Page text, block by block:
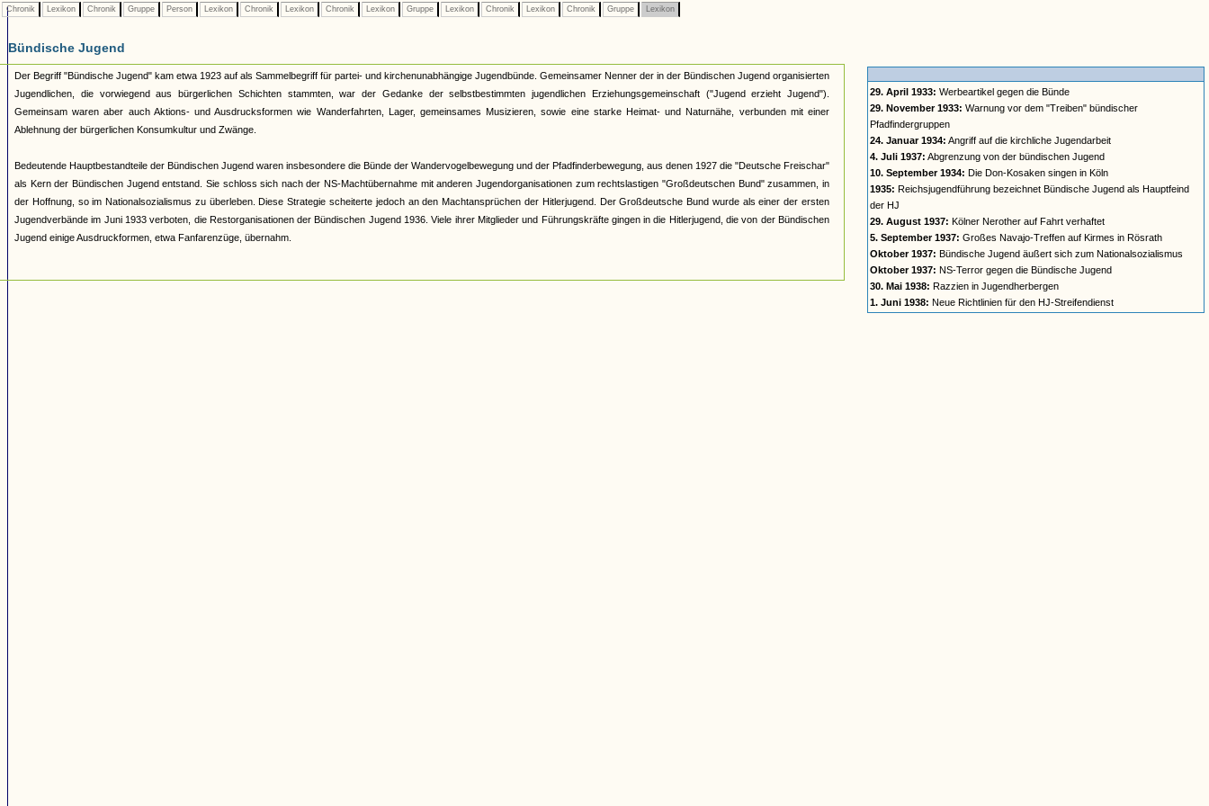
Chronik Lexikon Chronik Gruppe Person Lexikon Chronik Lexikon Chronik Lexikon Gruppe Lexikon Chronik Lexikon Chronik Gruppe Lexikon
Bündische Jugend
Der Begriff "Bündische Jugend" kam etwa 1923 auf als Sammelbegriff für partei- und kirchenunabhängige Jugendbünde. Gemeinsamer Nenner der in der Bündischen Jugend organisierten
Jugendlichen, die vorwiegend aus bürgerlichen Schichten stammten, war der Gedanke der selbstbestimmten jugendlichen Erziehungsgemeinschaft ("Jugend erzieht Jugend").
Gemeinsam waren aber auch Aktions- und Ausdrucksformen wie Wanderfahrten, Lager, gemeinsames Musizieren, sowie eine starke Heimat- und Naturnähe, verbunden mit einer
Ablehnung der bürgerlichen Konsumkultur und Zwänge.
Bedeutende Hauptbestandteile der Bündischen Jugend waren insbesondere die Bünde der Wandervogelbewegung und der Pfadfinderbewegung, aus denen 1927 die "Deutsche Freischar"
als Kern der Bündischen Jugend entstand. Sie schloss sich nach der NS-Machtübernahme mit anderen Jugendorganisationen zum rechtslastigen "Großdeutschen Bund" zusammen, in
der Hoffnung, so im Nationalsozialismus zu überleben. Diese Strategie scheiterte jedoch an den Machtansprüchen der Hitlerjugend. Der Großdeutsche Bund wurde als einer der ersten
Jugendverbände im Juni 1933 verboten, die Restorganisationen der Bündischen Jugend 1936. Viele ihrer Mitglieder und Führungskräfte gingen in die Hitlerjugend, die von der Bündischen
Jugend einige Ausdruckformen, etwa Fanfarenzüge, übernahm.
29. April 1933: Werbeartikel gegen die Bünde
29. November 1933: Warnung vor dem "Treiben" bündischer
Pfadfindergruppen
24. Januar 1934: Angriff auf die kirchliche Jugendarbeit
4. Juli 1937: Abgrenzung von der bündischen Jugend
10. September 1934: Die Don-Kosaken singen in Köln
1935: Reichsjugendführung bezeichnet Bündische Jugend als Hauptfeind
der HJ
29. August 1937: Kölner Nerother auf Fahrt verhaftet
5. September 1937: Großes Navajo-Treffen auf Kirmes in Rösrath
Oktober 1937: Bündische Jugend äußert sich zum Nationalsozialismus
Oktober 1937: NS-Terror gegen die Bündische Jugend
30. Mai 1938: Razzien in Jugendherbergen
1. Juni 1938: Neue Richtlinien für den HJ-Streifendienst